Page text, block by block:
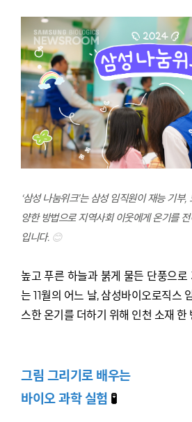
삼성 나눔위크’는 삼성 임직원이 재능 기부,
양한 방법으로 지역사회이웃에게 온기를
입니다. 😊
높고 푸른 하늘과 붉게 물든 단풍으로
는 11월의 어느 날, 삼성바이오로직스
스한 온기를 더하기 위해 인천 소재 한
그림 그리기로 배우는
바이오 과학 실험 🧪